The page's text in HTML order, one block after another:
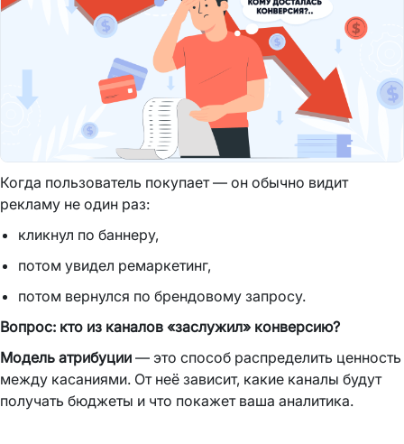
Когда пользователь покупает — он обычно видит
рекламу не один раз:
кликнул по баннеру,
потом увидел ремаркетинг,
потом вернулся по брендовому запросу.
Вопрос: кто из каналов «заслужил» конверсию?
Модель атрибуции — это способ распределить ценность
между касаниями. От неё зависит, какие каналы будут
получать бюджеты и что покажет ваша аналитика.